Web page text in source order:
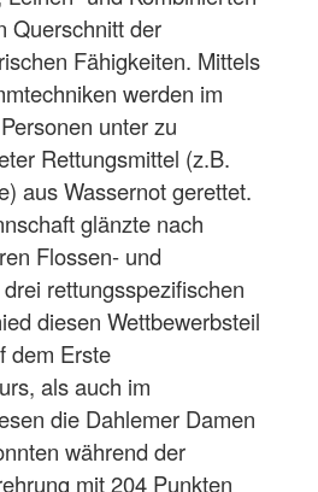
Querschnitt der
Fähigkeiten. Mittels
werden im
unter zu
Rettungsmittel (z.B.
aus Wassernot gerettet.
glänzte nach
Flossen- und
rettungsspezifischen
diesen Wettbewerbsteil
dem Erste
als auch im
die Dahlemer Damen
während der
mit 204 Punkten